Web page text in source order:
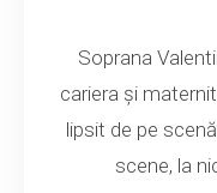
Soprana
cariera și
lipsit de pe
scene, la